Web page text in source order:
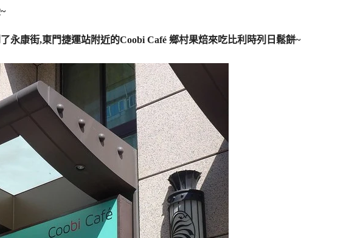
永康街,東門捷運站附近的Coobi Café 鄉村果焙來吃比利時列日鬆餅~